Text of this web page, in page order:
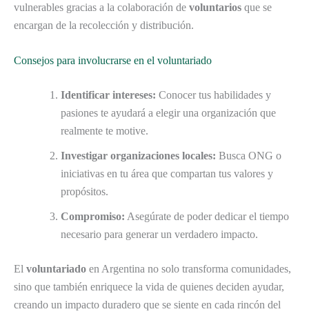
vulnerables gracias a la colaboración de voluntarios que se
encargan de la recolección y distribución.
Consejos para involucrarse en el voluntariado
Identificar intereses: Conocer tus habilidades y
pasiones te ayudará a elegir una organización que
realmente te motive.
Investigar organizaciones locales: Busca ONG o
iniciativas en tu área que compartan tus valores y
propósitos.
Compromiso: Asegúrate de poder dedicar el tiempo
necesario para generar un verdadero impacto.
El voluntariado en Argentina no solo transforma comunidades,
sino que también enriquece la vida de quienes deciden ayudar,
creando un impacto duradero que se siente en cada rincón del